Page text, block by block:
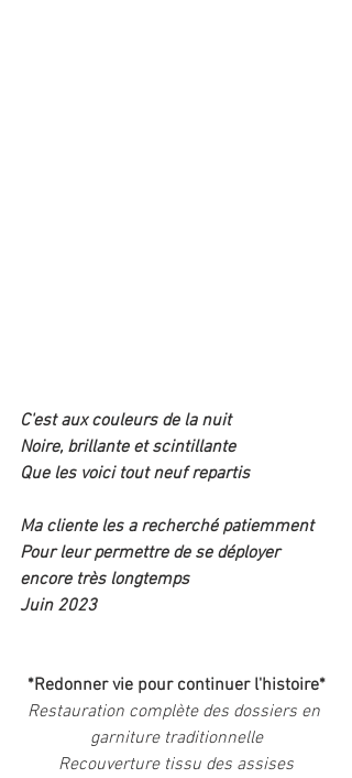
C'est aux couleurs de la nuit
Noire, brillante et scintillante
Que les voici tout neuf repartis
Ma cliente les a recherché patiemment
Pour leur permettre de se déployer
encore très longtemps
Juin 2023
*Redonner vie pour continuer l'histoire*
Restauration complète des dossiers en
garniture traditionnelle
Recouverture tissu des assises